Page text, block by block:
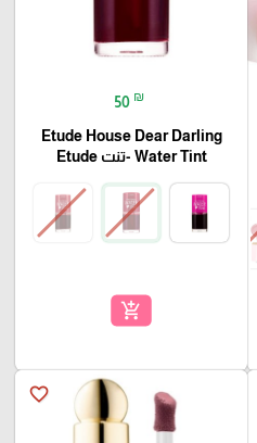
50 ₪
Etude House Dear Darling
Water Tint -تنت Etude
add_shopping_cart
favorite_border